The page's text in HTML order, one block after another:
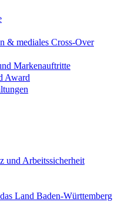
& mediales Cross-Over
Markenauftritte
Award
und Arbeitssicherheit
Land Baden-Württemberg